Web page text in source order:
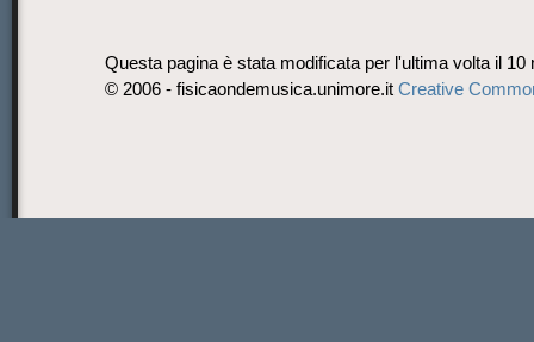
Questa pagina è stata modificata per l'ultima volta il 10
© 2006 - fisicaondemusica.unimore.itCreative